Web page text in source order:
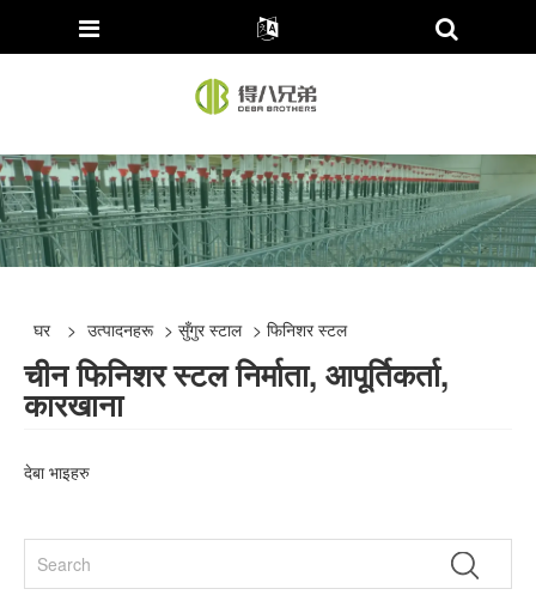
घर > उत्पादनहरू >सुँगुर स्टाल > फिनिशर स्टल
चीन फिनिशर स्टल निर्माता, आपूर्तिकर्ता,
कारखाना
देबा भाइहरु